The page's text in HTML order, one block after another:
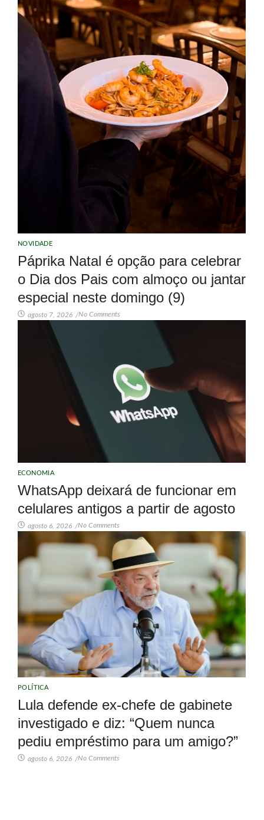
NOVIDADE
Páprika Natal é opção para celebrar
o Dia dos Pais com almoço ou jantar
especial neste domingo (9)
agosto 7, 2026 /No Comments
ECONOMIA
WhatsApp deixará de funcionar em
celulares antigos a partir de agosto
agosto 6, 2026 /No Comments
POLÍTICA
Lula defende ex-chefe de gabinete
investigado e diz: “Quem nunca
pediu empréstimo para um amigo?”
agosto 6, 2026 /No Comments